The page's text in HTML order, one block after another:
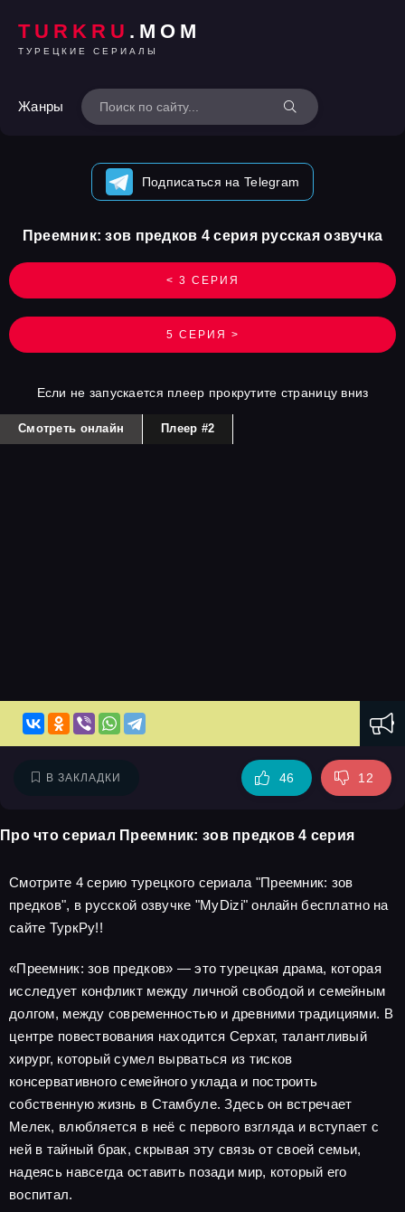
TURKRU .MOM
ТУРЕЦКИЕ СЕРИАЛЫ
Жанры
Подписаться на Telegram
< 3 СЕРИЯ
Преемник: зов предков 4 серия русская озвучка
5 СЕРИЯ >
Если не запускается плеер прокрутите страницу вниз
Смотреть онлайн Плеер #2
В ЗАКЛАДКИ 46 12
Про что сериал Преемник: зов предков 4 серия
Смотрите 4 серию турецкого сериала "Преемник: зов
предков", в русской озвучке "MyDizi" онлайн бесплатно на
сайте ТуркРу!!
«Преемник: зов предков» — это турецкая драма, которая
исследует конфликт между личной свободой и семейным
долгом, между современностью и древними традициями. В
центре повествования находится Серхат, талантливый
хирург, который сумел вырваться из тисков
консервативного семейного уклада и построить
собственную жизнь в Стамбуле. Здесь он встречает
Мелек, влюбляется в неё с первого взгляда и вступает с
ней в тайный брак, скрывая эту связь от своей семьи,
надеясь навсегда оставить позади мир, который его
воспитал.